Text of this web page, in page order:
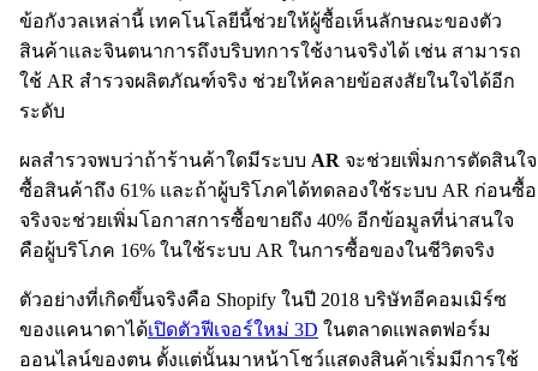
ข้อกังวลเหล่านี้ เทคโนโลยีนี้ช่วยให้ผู้ซื้อเห็นลักษณะของตัว
สินค้าและจินตนาการถึงบริบทการใช้งานจริงได้ เช่น สามารถ
ใช้ AR สำรวจผลิตภัณฑ์จริง ช่วยให้คลายข้อสงสัยในใจได้อีก
ระดับ
ผลสำรวจพบว่าถ้าร้านค้าใดมีระบบ AR จะช่วยเพิ่มการตัดสินใจ
ซื้อสินค้าถึง 61% และถ้าผู้บริโภคได้ทดลองใช้ระบบ AR ก่อนซื้อ
จริงจะช่วยเพิ่มโอกาสการซื้อขายถึง 40% อีกข้อมูลที่น่าสนใจ
คือผู้บริโภค 16% ในใช้ระบบ AR ในการซื้อของในชีวิตจริง
ตัวอย่างที่เกิดขึ้นจริงคือ Shopify ในปี 2018 บริษัทอีคอมเมิร์ซ
ของแคนาดาได้เปิดตัวฟีเจอร์ใหม่ 3D ในตลาดแพลตฟอร์ม
ออนไลน์ของตน ตั้งแต่นั้นมาหน้าโชว์แสดงสินค้าเริ่มมีการใช้